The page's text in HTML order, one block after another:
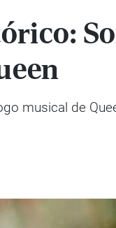
musical de